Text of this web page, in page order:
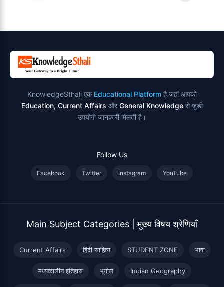
KnowledgeSthali एक Educational Platformहै जहाँ आपको
Education, Current Affairs और General Knowledgeसे जुड़ी
उपयोगी जानकारी मिलती है।
Follow Us
Facebook Twitter Instagram YouTube
Main Subject Categories | मुख्य विषय श्रेणियाँ
Current Affairs हिंदी साहित्य STUDENT ZONE भाषा
मध्यकालीन इतिहास भूगोल Indian Geography